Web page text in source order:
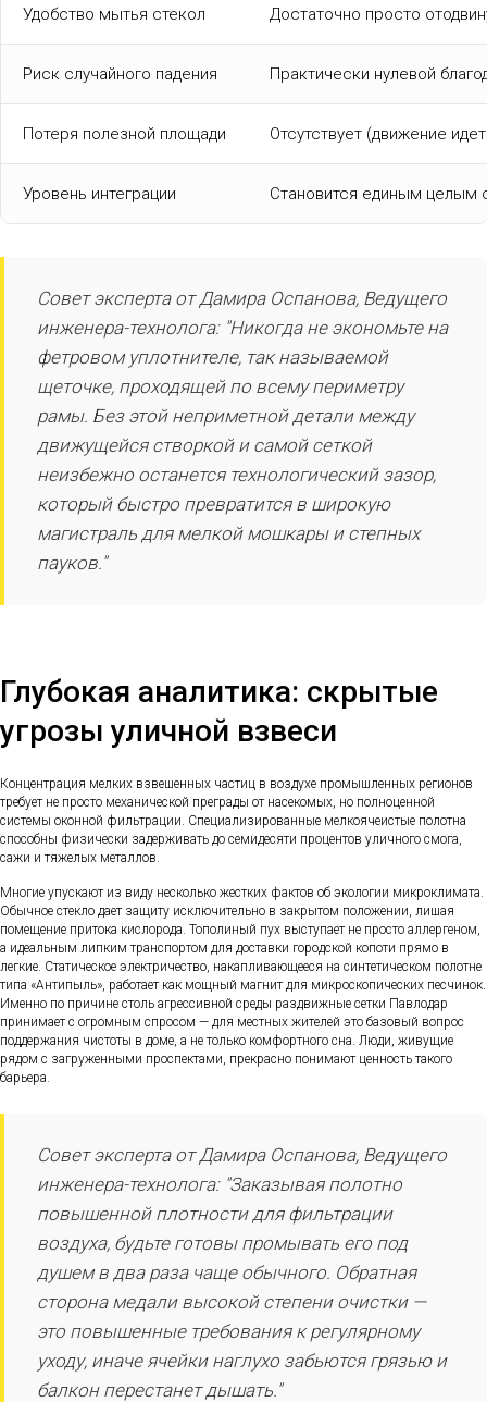
Удобство мытья стекол Достаточно просто
Риск случайного падения Практически нулевой
Потеря полезной площади Отсутствует (движение
Уровень интеграции Становится единым целым
Совет эксперта от Дамира Оспанова, Ведущего
инженера-технолога: "Никогда не экономьте на
фетровом уплотнителе, так называемой
щеточке, проходящей по всему периметру
рамы. Без этой неприметной детали между
движущейся створкой и самой сеткой
неизбежно останется технологический зазор,
который быстро превратится в широкую
магистраль для мелкой мошкары и степных
пауков."
Глубокая аналитика: скрытые
угрозы уличной взвеси
Концентрация мелких взвешенных частиц в воздухе промышленных регионов
требует не просто механической преграды от насекомых, но полноценной
системы оконной фильтрации. Специализированные мелкоячеистые полотна
способны физически задерживать до семидесяти процентов уличного смога,
сажи и тяжелых металлов.
Многие упускают из виду несколько жестких фактов об экологии микроклимата.
Обычное стекло дает защиту исключительно в закрытом положении, лишая
помещение притока кислорода. Тополиный пух выступает не просто аллергеном,
а идеальным липким транспортом для доставки городской копоти прямо в
легкие. Статическое электричество, накапливающееся на синтетическом полотне
типа «Антипыль», работает как мощный магнит для микроскопических песчинок.
Именно по причине столь агрессивной среды раздвижные сетки Павлодар
принимает с огромным спросом — для местных жителей это базовый вопрос
поддержания чистоты в доме, а не только комфортного сна. Люди, живущие
рядом с загруженными проспектами, прекрасно понимают ценность такого
барьера.
Совет эксперта от Дамира Оспанова, Ведущего
инженера-технолога: "Заказывая полотно
повышенной плотности для фильтрации
воздуха, будьте готовы промывать его под
душем в два раза чаще обычного. Обратная
сторона медали высокой степени очистки —
это повышенные требования к регулярному
уходу, иначе ячейки наглухо забьются грязью и
балкон перестанет дышать."